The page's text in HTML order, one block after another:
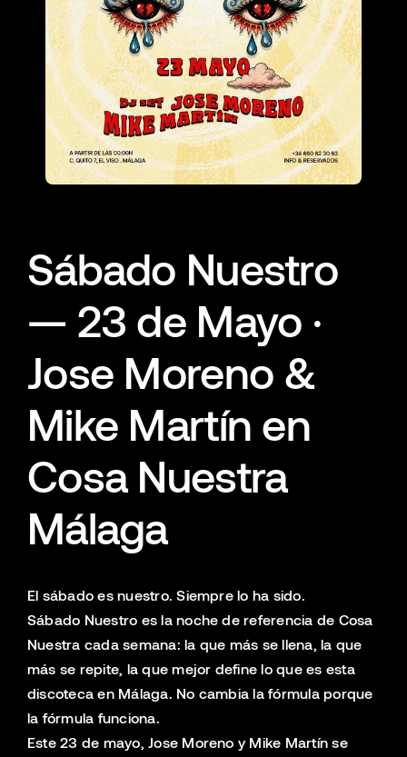
Sábado Nuestro
— 23 de Mayo ·
Jose Moreno &
Mike Martín en
Cosa Nuestra
Málaga
El sábado es nuestro. Siempre lo ha sido.
Sábado Nuestro es la noche de referencia de Cosa
Nuestra cada semana: la que más se llena, la que
más se repite, la que mejor define lo que es esta
discoteca en Málaga. No cambia la fórmula porque
la fórmula funciona.
Este 23 de mayo, Jose Moreno y Mike Martín se